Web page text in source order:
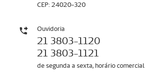
CEP: 24020-320
Ouvidoria
21 3803-1120
21 3803-1121
de segunda a sexta, horário comercial